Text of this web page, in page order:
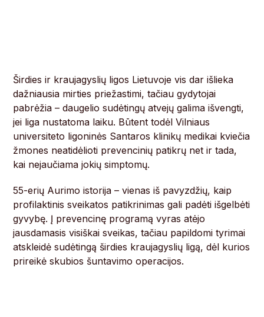
Širdies ir kraujagyslių ligos Lietuvoje vis dar išlieka
dažniausia mirties priežastimi, tačiau gydytojai
pabrėžia – daugelio sudėtingų atvejų galima išvengti,
jei liga nustatoma laiku. Būtent todėl Vilniaus
universiteto ligoninės Santaros klinikų medikai kviečia
žmones neatidėlioti prevencinių patikrų net ir tada,
kai nejaučiama jokių simptomų.
55-erių Aurimo istorija – vienas iš pavyzdžių, kaip
profilaktinis sveikatos patikrinimas gali padėti išgelbėti
gyvybę. Į prevencinę programą vyras atėjo
jausdamasis visiškai sveikas, tačiau papildomi tyrimai
atskleidė sudėtingą širdies kraujagyslių ligą, dėl kurios
prireikė skubios šuntavimo operacijos.